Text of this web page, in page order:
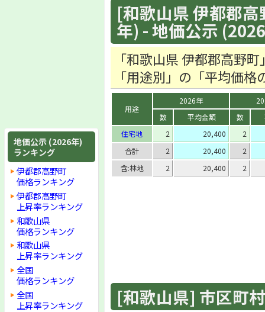
地価公示 (2026年)
ランキング
伊都郡高野町
価格ランキング
伊都郡高野町
上昇率ランキング
和歌山県
価格ランキング
和歌山県
上昇率ランキング
全国
価格ランキング
全国
上昇率ランキング
[和歌山県 伊都郡
年) - 地価公示
「和歌山県 伊都郡高野
「用途別」の「平均価格
用途
2026年
数
平均金額 数
住宅地
2 20,400
2
合計
2 20,400
2
含:林地
2 20,400 2
[和歌山県] 市区町